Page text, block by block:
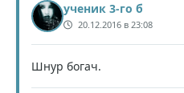
ученик 3-го б
20.12.2016 в 23:08
Шнур богач.